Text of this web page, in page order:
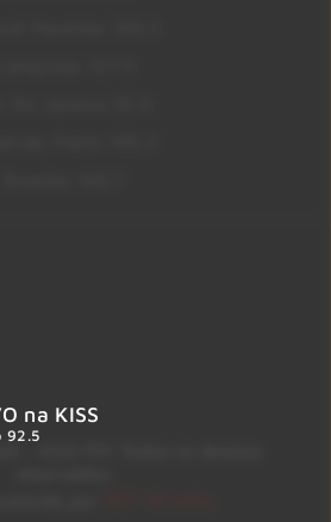
– KISS FM. Todos os direitos
na KISS
92.5